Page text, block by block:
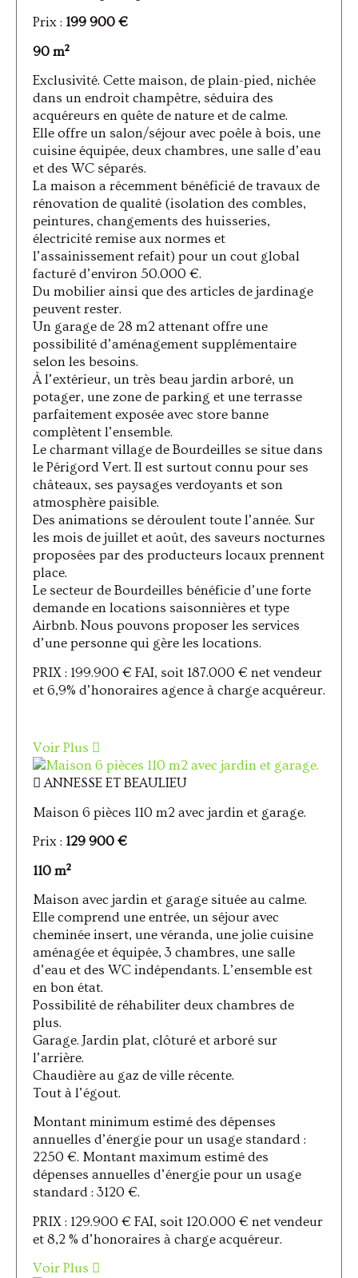
Prix : 199 900 €
90 m²
Exclusivité. Cette maison, de plain-pied, nichée
dans un endroit champêtre, séduira des
acquéreurs en quête de nature et de calme.
Elle offre un salon/séjour avec poêle à bois, une
cuisine équipée, deux chambres, une salle d’eau
et des WC séparés.
La maison a récemment bénéficié de travaux de
rénovation de qualité (isolation des combles,
peintures, changements des huisseries,
électricité remise aux normes et
l’assainissement refait) pour un cout global
facturé d’environ 50.000 €.
Du mobilier ainsi que des articles de jardinage
peuvent rester.
Un garage de 28 m2 attenant offre une
possibilité d’aménagement supplémentaire
selon les besoins.
À l’extérieur, un très beau jardin arboré, un
potager, une zone de parking et une terrasse
parfaitement exposée avec store banne
complètent l’ensemble.
Le charmant village de Bourdeilles se situe dans
le Périgord Vert. Il est surtout connu pour ses
châteaux, ses paysages verdoyants et son
atmosphère paisible.
Des animations se déroulent toute l’année. Sur
les mois de juillet et août, des saveurs nocturnes
proposées par des producteurs locaux prennent
place.
Le secteur de Bourdeilles bénéficie d’une forte
demande en locations saisonnières et type
Airbnb. Nous pouvons proposer les services
d’une personne qui gère les locations.
PRIX : 199.900 € FAI, soit 187.000 € net vendeur
et 6,9% d’honoraires agence à charge acquéreur.
Voir Plus
ANNESSE ET BEAULIEU
Maison 6 pièces 110 m2 avec jardin et garage.
Prix : 129 900 €
110 m²
Maison avec jardin et garage située au calme.
Elle comprend une entrée, un séjour avec
cheminée insert, une véranda, une jolie cuisine
aménagée et équipée, 3 chambres, une salle
d’eau et des WC indépendants. L’ensemble est
en bon état.
Possibilité de réhabiliter deux chambres de
plus.
Garage. Jardin plat, clôturé et arboré sur
l’arrière.
Chaudière au gaz de ville récente.
Tout à l’égout.
Montant minimum estimé des dépenses
annuelles d’énergie pour un usage standard :
2250 €. Montant maximum estimé des
dépenses annuelles d’énergie pour un usage
standard : 3120 €.
PRIX : 129.900 € FAI, soit 120.000 € net vendeur
et 8,2 % d’honoraires à charge acquéreur.
Voir Plus